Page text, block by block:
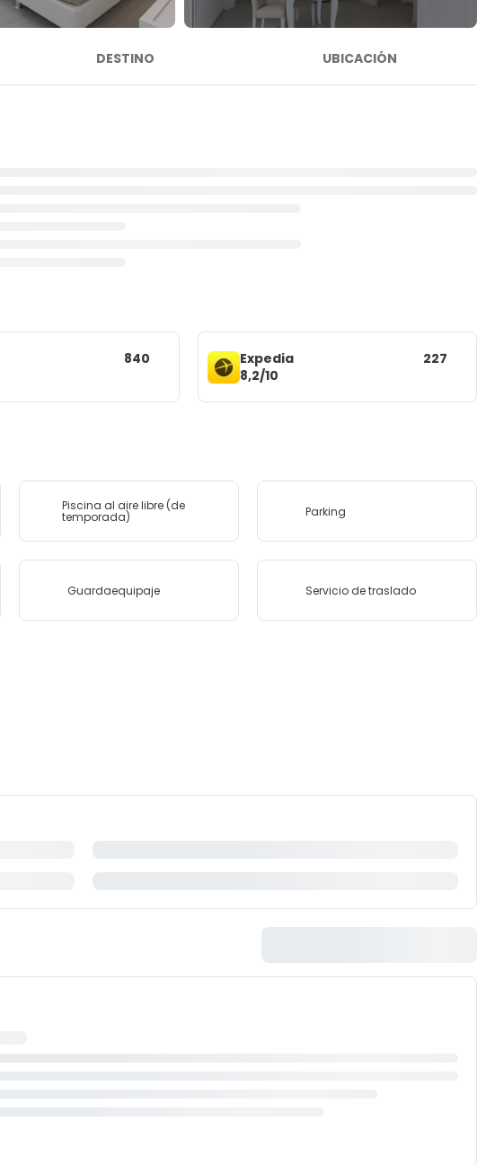
DESTINO UBICACIÓN
840
Expedia
8,2/10
227
Piscina al aire libre (de
temporada) Parking
Guardaequipaje Servicio de traslado